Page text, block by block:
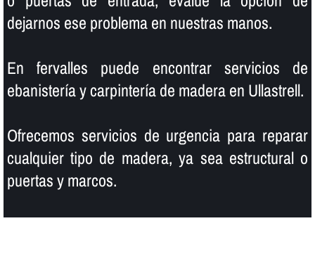
dejarnos ese problema en nuestras manos.
En fervalles puede encontrar servicios de
ebanisterí­a y carpinterí­a de madera en Ullastrell.
Ofrecemos servicios de urgencia para reparar
cualquier tipo de madera, ya sea estructural o
puertas y marcos.